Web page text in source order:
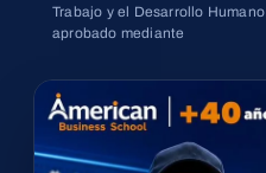
Trabajo y el Desarrollo Humano
aprobado mediante